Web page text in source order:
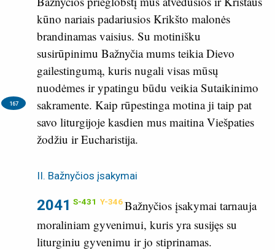
kūno nariais padariusios Krikšto malonės
brandinamas vaisius. Su motinišku
susirūpinimu Bažnyčia mums teikia Dievo
gailestingumą, kuris nugali visas mūsų
nuodėmes ir ypatingu būdu veikia Sutaikinimo
sakramente.
167
Kaip rūpestinga motina ji taip pat
savo liturgijoje kasdien mus maitina Viešpaties
žodžiu ir Eucharistija.
II. Bažnyčios įsakymai
2041 S-431 Y-346Bažnyčios įsakymai tarnauja
moraliniam gyvenimui, kuris yra susijęs su
liturginiu gyvenimu ir jo stiprinamas.